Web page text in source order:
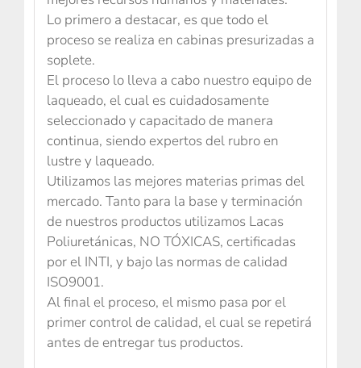
Lo primero a destacar, es que todo el
proceso se realiza en cabinas presurizadas a
soplete.
El proceso lo lleva a cabo nuestro equipo de
laqueado, el cual es cuidadosamente
seleccionado y capacitado de manera
continua, siendo expertos del rubro en
lustre y laqueado.
Utilizamos las mejores materias primas del
mercado. Tanto para la base y terminación
de nuestros productos utilizamos Lacas
Poliuretánicas, NO TÓXICAS, certificadas
por el INTI, y bajo las normas de calidad
ISO9001.
Al final el proceso, el mismo pasa por el
primer control de calidad, el cual se repetirá
antes de entregar tus productos.